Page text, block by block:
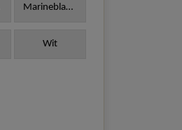
Marineblauw
Wit